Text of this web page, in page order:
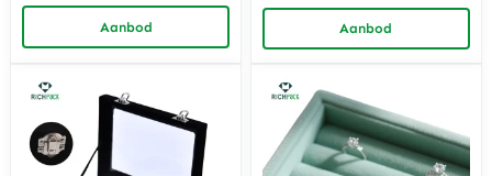
en duurzame
displayoplossingen voor
juwelierszaken die op zoek
de winkel
Aanbod
Aangepaste opslag- en
displayoplossingen voor
premium sieradencollecties
privégebruik
Aanbod